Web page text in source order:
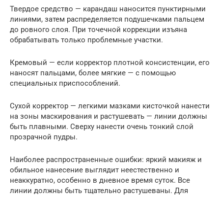
Твердое средство — карандаш наносится пунктирными
линиями, затем распределяется подушечками пальцем
до ровного слоя. При точечной коррекции изъяна
обрабатывать только проблемные участки.
Кремовый — если корректор плотной консистенции, его
наносят пальцами, более мягкие — с помощью
специальных приспособлений.
Сухой корректор — легкими мазками кисточкой нанести
на зоны маскирования и растушевать — линии должны
быть плавными. Сверху нанести очень тонкий слой
прозрачной пудры.
Наиболее распространенные ошибки: яркий макияж и
обильное нанесение выглядит неестественно и
неаккуратно, особенно в дневное время суток. Все
линии должны быть тщательно растушеваны. Для